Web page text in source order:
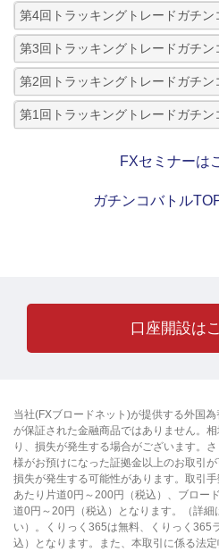
第4回トラッキングトレードガチン
第3回トラッキングトレードガチン
第2回トラッキングトレードガチン
第1回トラッキングトレードガチン
FXセミナーは
ガチンコバトル
口座開設は
当社(FXブロードネット)が提供する外国
が保証された金融商品ではありません。
り、損失が発生する場合がございます。
様がお預けになった証拠金以上のお取引
損失が発生する可能性があります。取引
あたり片道0円～200円（税込）、ブロー
道0円～20円（税込）となります。（詳細
い）。くりっく365は無料、くりっく365
込）となります。また、本取引に係る法